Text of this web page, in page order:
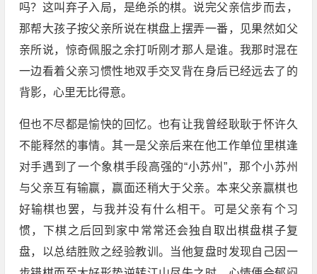
吗？这叫弃子入局，是绝杀的棋。说完父亲信步而去，
那帮大孩子按父亲所说在棋盘上摆弄一番，见果然如父
亲所说，惊奇佩服之余打听刚才那人是谁。我那时混在
一边看着父亲习惯性地双手交叉背在身后已经远去了的
背影，心里无比得意。
但也不尽都是愉快的回忆。也有让我曾经耿耿于怀许久
不能释然的事情。其一是父亲后来在他工作单位里棋逢
对手遇到了一个象棋手段高强的“小苏州”，那个小苏州
与父亲互有输赢，赢面还稍大于父亲。本来父亲赢棋也
好输棋也罢，与我并没有什么相干。可是父亲有个习
惯，下棋之后回到家中常常还会独自取出棋盘棋子复
盘，以总结胜败之经验教训。当他复盘时发现自己因一